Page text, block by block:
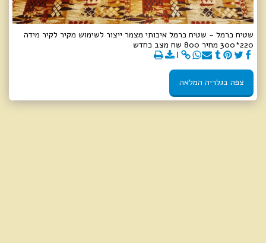
שטיח כרמל - שטיח כרמל איכותי מצמר ייצור לשימוש מקיר לקיר מידה
220*300 מחיר 800 שח מצב כחדש
צפה בגלריה המלאה